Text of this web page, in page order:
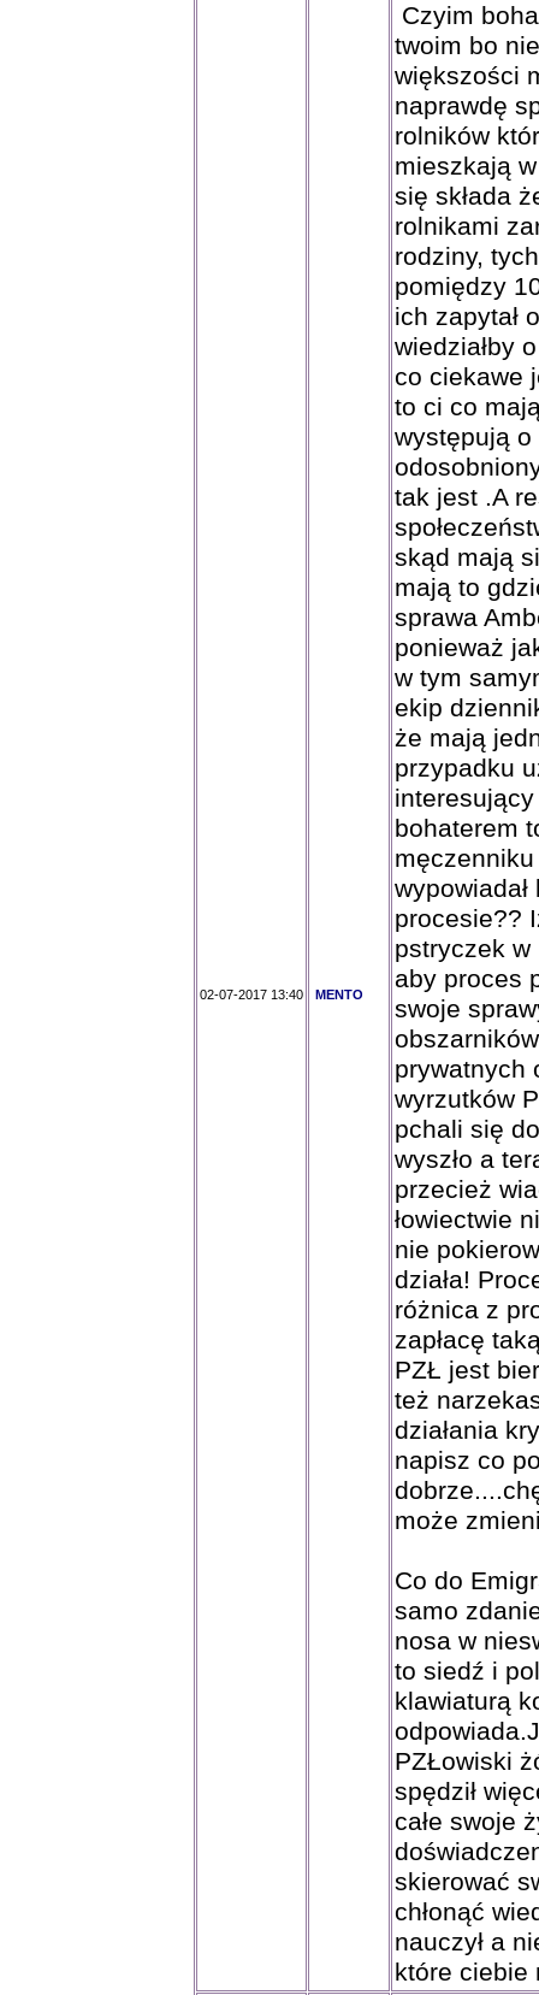
02-07-2017 13:40 MENTO
Czyim
twoim bo
większości
naprawdę
rolników
mieszkają
się składa
rolnikami
rodziny,
pomiędzy
ich zapytał
wiedziałby
co ciekawe
to ci co
występują o
tak jest .A
skąd mają
mają to
sprawa
ponieważ
w tym
ekip
że mają
przypadku
bohaterem
wypowiadał
procesie??
pstryczek
aby proces
swoje
prywatnych
wyrzutków
pchali się
wyszło a
przecież
łowiectwie
nie
działa!
różnica z
zapłacę
PZŁ jest
też
działania
napisz co
może
Co do
samo
nosa w
to siedź i
klawiaturą
PZŁowiski
spędził
całe swoje
skierować
chłonąć
nauczył a
które ciebie